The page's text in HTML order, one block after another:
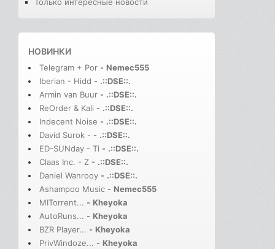
Только интересные новости
НОВИНКИ
Telegram + Por - Nemec555
Iberian - Hidd - .::DSE::.
Armin van Buur - .::DSE::.
ReOrder & Kali - .::DSE::.
Indecent Noise - .::DSE::.
David Surok - - .::DSE::.
ED-SUNday - Ti - .::DSE::.
Claas Inc. - Z - .::DSE::.
Daniel Wanrooy - .::DSE::.
Ashampoo Music - Nemec555
MITorrent... - Kheyoka
AutoRuns... - Kheyoka
BZR Player... - Kheyoka
PrivWindoze... - Kheyoka